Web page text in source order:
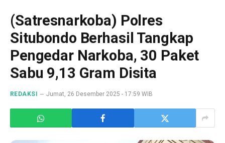
(Satresnarkoba) Polres
Situbondo Berhasil Tangkap
Pengedar Narkoba, 30 Paket
Sabu 9,13 Gram Disita
REDAKSI Jumat, 26 Desember 2025 - 17:59 WIB